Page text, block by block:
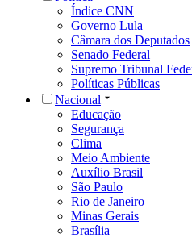
Índice CNN
Governo Lula
Câmara dos Deputados
Senado Federal
Supremo Tribunal
Políticas Públicas
Nacional
Educação
Segurança
Clima
Meio Ambiente
Auxílio Brasil
São Paulo
Rio de Janeiro
Minas Gerais
Brasília